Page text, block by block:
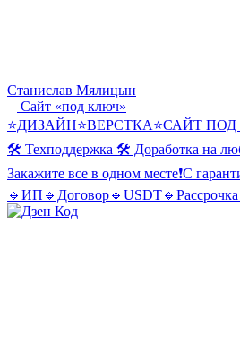
Станислав Мялицын
Сайт «под ключ»
⭐️ДИЗАЙН⭐️ВЕРСТКА⭐️САЙТ
🛠 Техподдержка 🛠 Доработка на
Закажите все в одном месте❗С